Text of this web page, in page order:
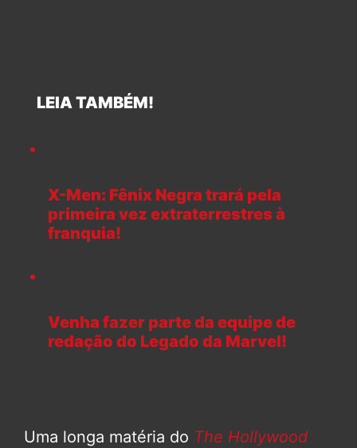
LEIA TAMBÉM!
X-Men: Fênix Negra trará pela
primeira vez extraterrestres à
franquia!
Venha fazer parte da equipe de
redação do Legado da Marvel!
Uma longa matéria do The Hollywood